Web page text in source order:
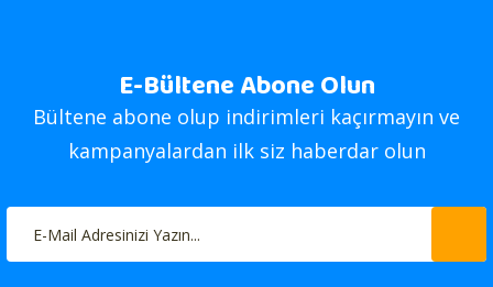
E-Bültene Abone Olun
Bültene abone olup indirimleri kaçırmayın ve
kampanyalardan ilk siz haberdar olun